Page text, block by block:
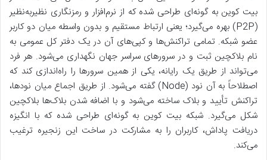
بیت کوین به گونه‌ای طراحی شده که از نرم‌افزار و رمزنگاری نظیر‌به‌نظیر
(P2P) بهره‌ می‌گیرد؛ یعنی ارتباط مستقیم و بدون واسطه میان دو کاربر
عضو شبکه. تمامی تراکنش‌ها و کپی‌های آن در یک دفتر کل عمومی به
نام بلاکچین ثبت و در سرورهای سراسر جهان نگهداری می‌شود. هر فرد
می‌تواند از طریق یک رایانه، یکی از همین سرورها را راه‌اندازی کند که
اصطلاحاً به آن نود (Node) گفته می‌شود. از طریق اجماع میان نودها،
تراکنش تأیید و بلاک ساخته می‌شود و با اضافه شدن بلاک‌ها بلاکچین
شکل می‌گیرد. شبکه بیت کوین به گونه‌ای طراحی شده که با انگیزه
دریافت پاداش، کاربران را به مشارکت در ساخت این زنجیره ترغیب
می‌کند.